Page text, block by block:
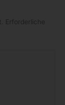
Erforderliche